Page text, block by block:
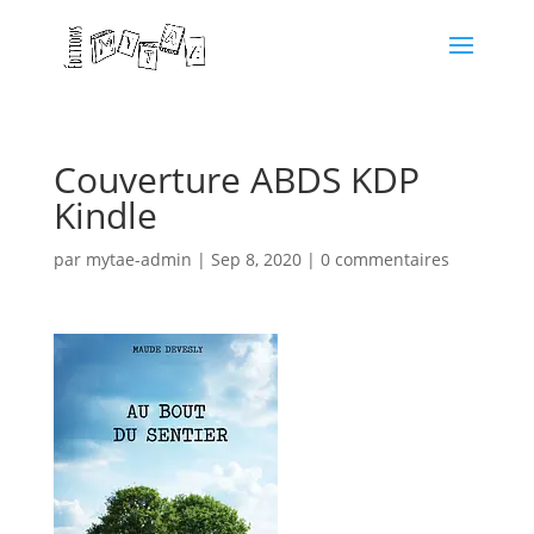
Couverture ABDS KDP
Kindle
par mytae-admin | Sep 8, 2020| 0 commentaires